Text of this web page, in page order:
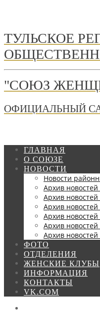
ТУЛЬСКОЕ
"СОЮЗ
ОФИЦИАЛЬНЫЙ
ГЛАВНАЯ
О СОЮЗЕ
НОВОСТИ
Новости
Архив новостей
Архив новостей
Архив новостей
Архив новостей
Архив новостей
Архив новостей
ФОТО
ОТДЕЛЕНИЯ
ЖЕНСКИЕ КЛУБЫ
ИНФОРМАЦИЯ
КОНТАКТЫ
VK.COM